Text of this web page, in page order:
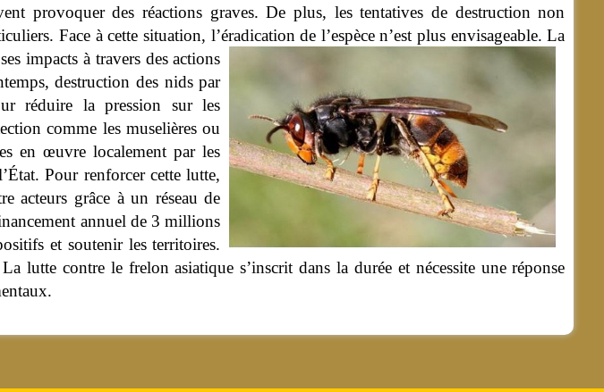
provoquer des réactions graves. De plus, les tentatives de destruction non
Face à cette situation, l’éradication de l’espèce n’est plus envisageable.La
impacts à travers des actions
destruction des nids par
réduire la pression sur les
comme les muselières ou
en œuvre localement par les
Pour renforcer cette lutte,
acteurs grâce à un réseau de
annuel de 3 millions
et soutenir les territoires.
lutte contre le frelon asiatique s’inscrit dans la durée et nécessite une réponse